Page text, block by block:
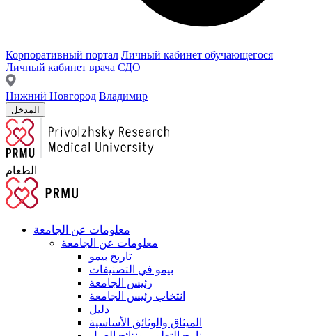
Корпоративный портал Личный кабинет обучающегося
Личный кабинет врача СДО
Нижний Новгород Владимир
المدخل
الطعام
معلومات عن الجامعة
معلومات عن الجامعة
تاريخ بيمو
بيمو في التصنيفات
رئيس الجامعة
انتخاب رئيس الجامعة
دليل
الميثاق والوثائق الأساسية